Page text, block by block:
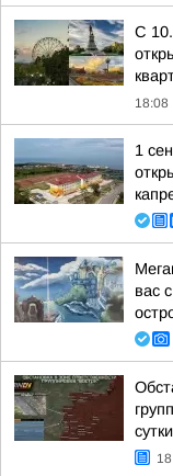
С
18:08
1
вас
сутки